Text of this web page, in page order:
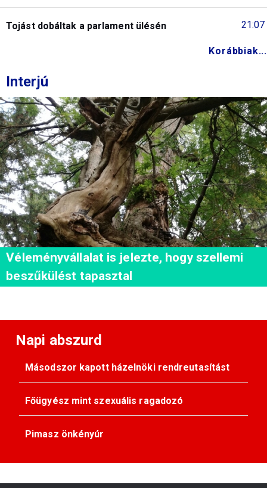
21:07
Tojást dobáltak a parlament ülésén
Korábbiak...
Interjú
Véleményvállalat is jelezte, hogy szellemi
beszűkülést tapasztal
Napi abszurd
Másodszor kapott házelnöki rendreutasítást
Főügyész mint szexuális ragadozó
Pimasz önkényúr